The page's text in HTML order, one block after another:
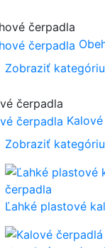
Zobraziť kategóriu
Zobraziť kategóriu
Ľahké plastové